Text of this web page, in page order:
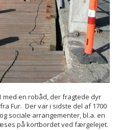
med en robåd, der fragtede dyr
Fur. Der var i sidste del af 1700
sociale arrangementer, bl.a. en
på kortbordet ved færgelejet.